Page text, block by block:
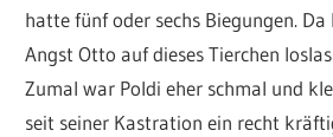
hatte fünf oder sechs Biegungen.
Angst Otto auf dieses Tierchen
Zumal war Poldi eher schmal und
seit seiner Kastration ein recht